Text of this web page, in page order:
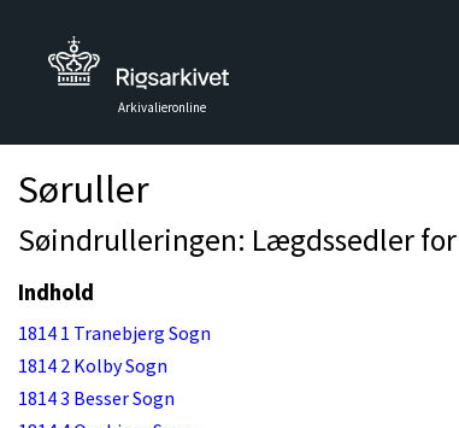
Arkivalieronline
Søruller
Søindrulleringen: Lægdssedler for
Indhold
1814 1 Tranebjerg Sogn
1814 2 Kolby Sogn
1814 3 Besser Sogn